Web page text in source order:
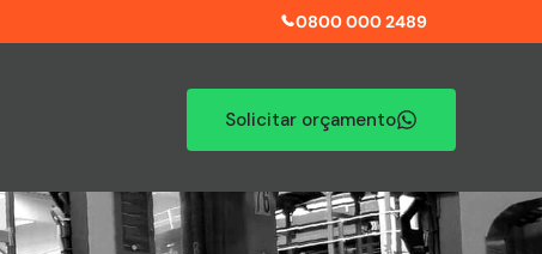
0800 000 2489
Solicitar orçamento